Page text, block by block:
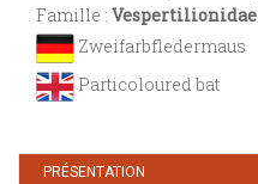
Famille : Vespertilionidae
Zweifarbfledermaus
Particoloured bat
PRÉSENTATION